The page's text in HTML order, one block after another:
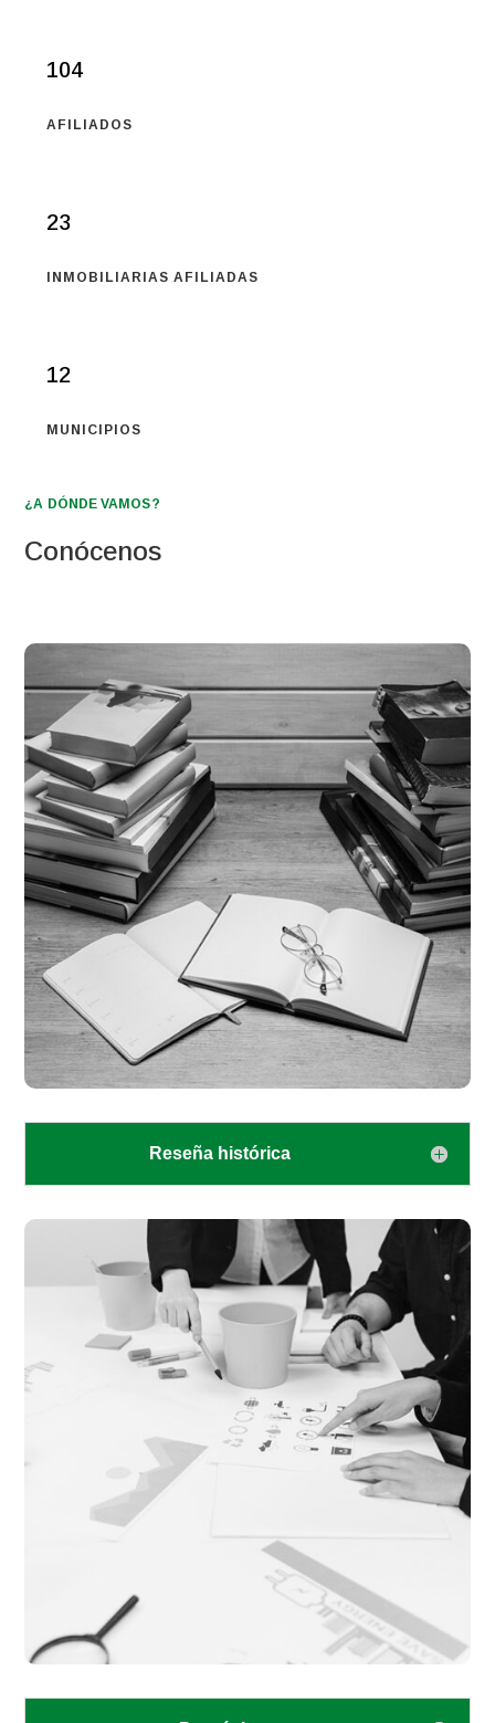
104
AFILIADOS
23
INMOBILIARIAS AFILIADAS
12
MUNICIPIOS
¿A DÓNDE VAMOS?
Conócenos
Reseña histórica